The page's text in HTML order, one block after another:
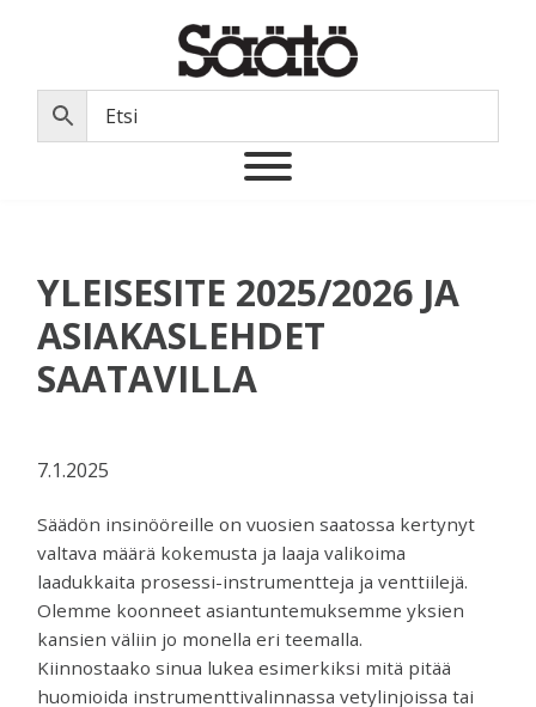
Säätö
Oy
Ab
suomalainen
teknisen
alan
maahantuontiyritys
varastoi
venttiilejä
ja
mittareita.
YLEISESITE 2025/2026 JA
ASIAKASLEHDET
SAATAVILLA
7.1.2025
Säädön insinööreille on vuosien saatossa kertynyt
valtava määrä kokemusta ja laaja valikoima
laadukkaita prosessi-instrumentteja ja venttiilejä.
Olemme koonneet asiantuntemuksemme yksien
kansien väliin jo monella eri teemalla.
Kiinnostaako sinua lukea esimerkiksi mitä pitää
huomioida instrumenttivalinnassa vetylinjoissa tai